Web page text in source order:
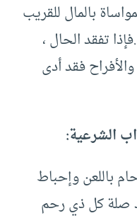
بالمال للقريب
تفقد الحال ،
فقد أدى
الشرعية:
باللعن وإحباط
صلة كل ذي رحم